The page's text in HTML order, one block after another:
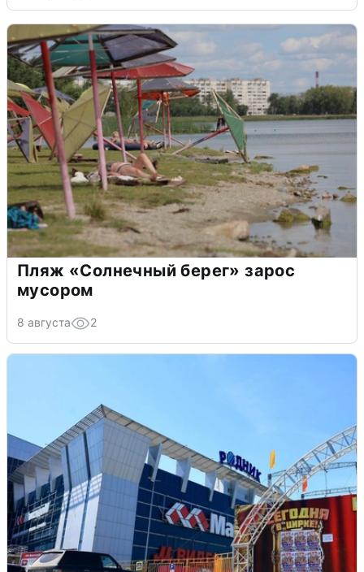
Пляж «Солнечный берег» зарос
мусором
8 августа 2